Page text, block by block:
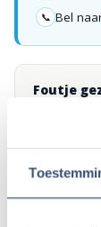
📞 Bel
Foutje
Zie je een